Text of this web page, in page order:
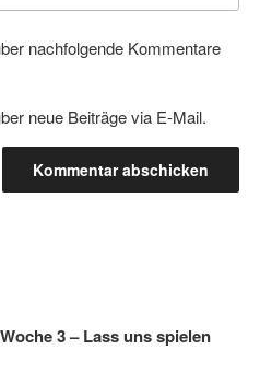
nachfolgende Kommentare
neue Beiträge via E-Mail.
3 – Lass uns spielen